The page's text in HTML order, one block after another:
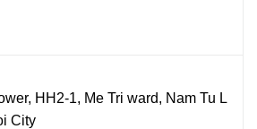
HH2-1, Me Tri ward, Nam Tu L
City